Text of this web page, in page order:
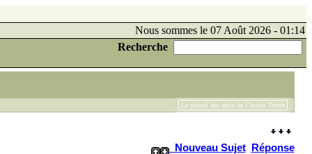
Nous sommes le 07 Août 2026 - 01:14
Recherche
Le portail des amis de Charles Trenet
Nouveau Sujet Réponse